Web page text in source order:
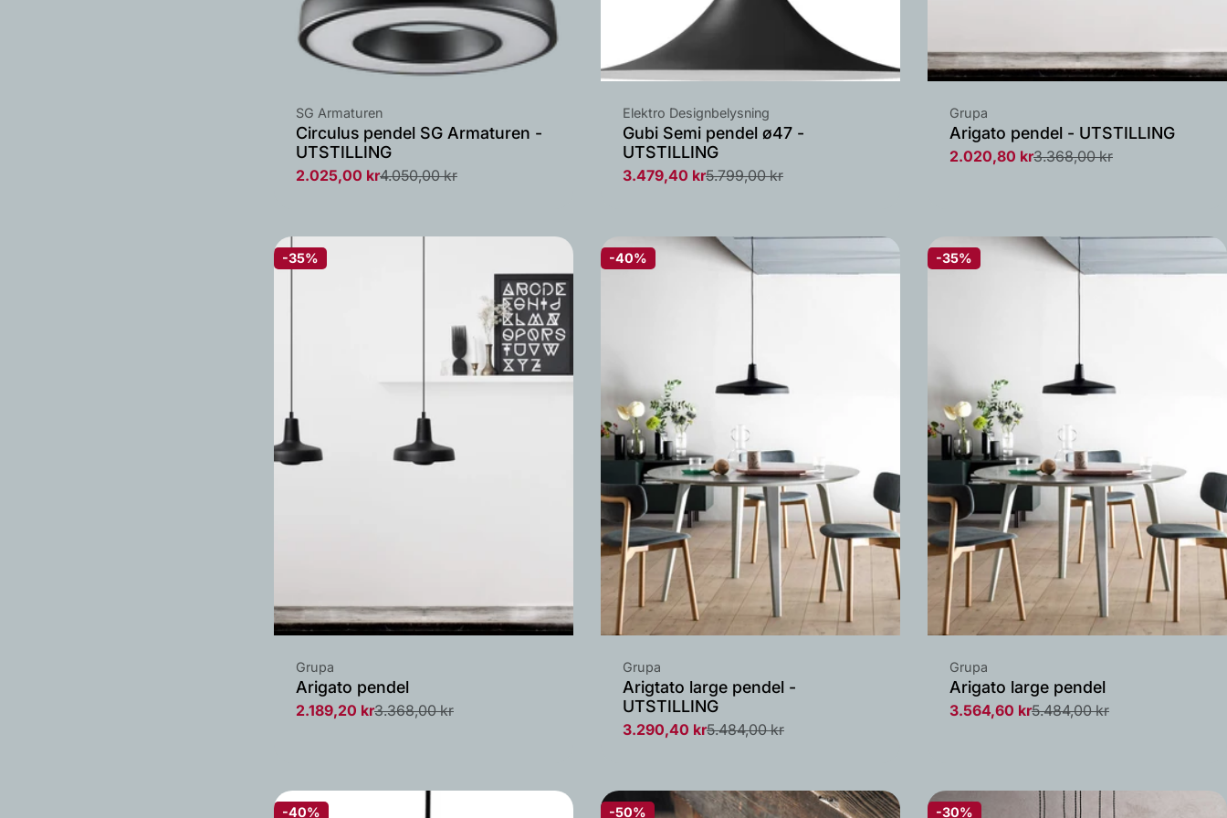
Leverandør:
SG Armaturen
Circulus pendel SG Armaturen -
UTSTILLING
Salgs
2.025,00 kr
Vanlig
4.050,00 kr
Leverandør:
Elektro Designbelysning
Gubi Semi pendel ø47 -
UTSTILLING
Salgs
3.479,40 kr
Vanlig
5.799,00 kr
Leverandør:
Grupa
Arigato pendel - UTSTILLING
Salgs
2.020,80 kr
Vanlig
3.368,00 kr
-35%
Leverandør:
Grupa
Arigato pendel
Salgs
2.189,20 kr
Vanlig
3.368,00 kr
-40%
Leverandør:
Grupa
Arigtato large pendel -
UTSTILLING
Salgs
3.290,40 kr
Vanlig
5.484,00 kr
-35%
Leverandør:
Grupa
Arigato large pendel
Salgs
3.564,60 kr
Vanlig
5.484,00 kr
-40% -50% -30%